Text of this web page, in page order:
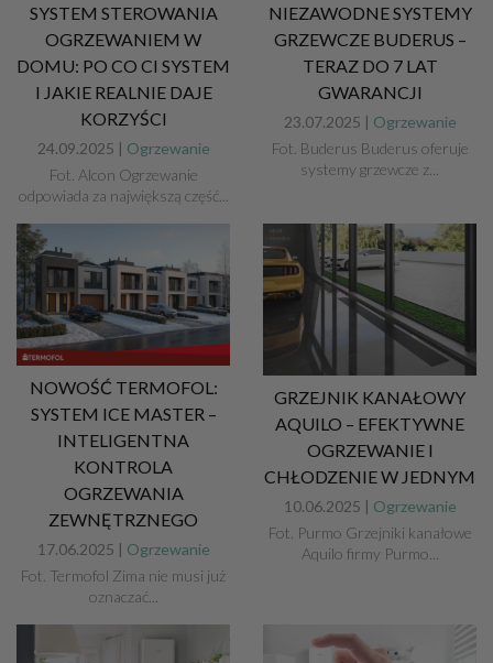
SYSTEM STEROWANIA
OGRZEWANIEM W
DOMU: PO CO CI SYSTEM
I JAKIE REALNIE DAJE
KORZYŚCI
24.09.2025 | Ogrzewanie
Fot. Alcon Ogrzewanie
odpowiada za największą część...
NIEZAWODNE SYSTEMY
GRZEWCZE BUDERUS –
TERAZ DO 7 LAT
GWARANCJI
23.07.2025 | Ogrzewanie
Fot. Buderus Buderus oferuje
systemy grzewcze z...
NOWOŚĆ TERMOFOL:
SYSTEM ICE MASTER –
INTELIGENTNA
KONTROLA
OGRZEWANIA
ZEWNĘTRZNEGO
17.06.2025 | Ogrzewanie
Fot. Termofol Zima nie musi już
oznaczać...
GRZEJNIK KANAŁOWY
AQUILO – EFEKTYWNE
OGRZEWANIE I
CHŁODZENIE W JEDNYM
10.06.2025 | Ogrzewanie
Fot. Purmo Grzejniki kanałowe
Aquilo firmy Purmo...